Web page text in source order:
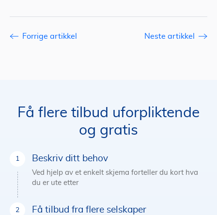
Forrige artikkel Neste artikkel
Få flere tilbud uforpliktende
og gratis
Beskriv ditt behov
Ved hjelp av et enkelt skjema forteller du kort hva
du er ute etter
Få tilbud fra flere selskaper